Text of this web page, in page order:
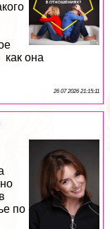
она
26 07 2026 21:15:11
по